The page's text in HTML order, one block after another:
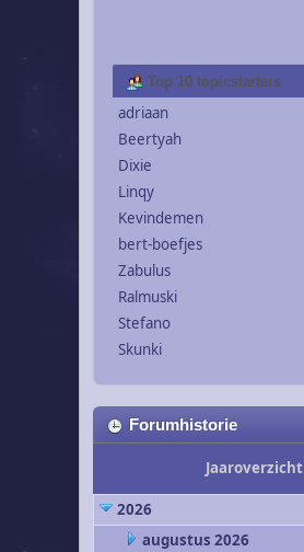
Top 10 topicstarters
adriaan
Beertyah
Dixie
Linqy
Kevindemen
bert-boefjes
Zabulus
Ralmuski
Stefano
Skunki
Forumhistorie
Jaaroverzicht
2026
augustus 2026